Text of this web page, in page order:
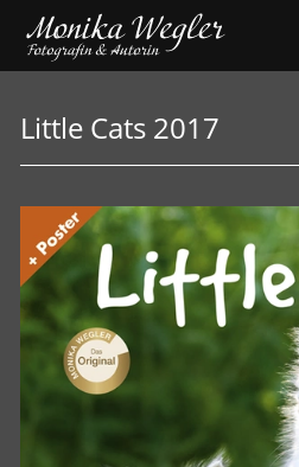
Little Cats 2017